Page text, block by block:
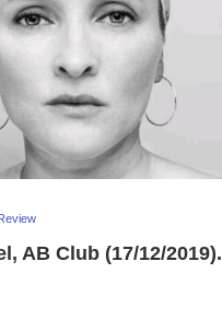
AB Club (17/12/2019).